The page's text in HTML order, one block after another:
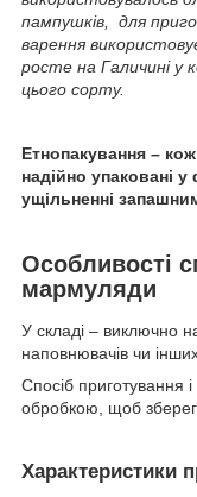
пампушків, для
варення
росте на Галичині у
цього сорту.
Етнопакування –
надійно упаковані
ущільненні
Особливості
мармуляди
У складі – виключно
наповнювачів чи
Спосіб приготування
обробкою, щоб
Характеристики